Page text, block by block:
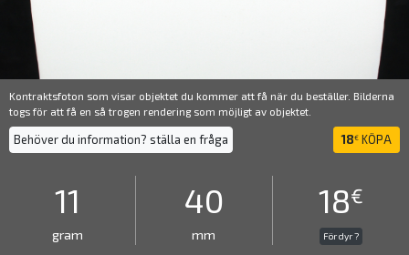
Kontraktsfoton som visar objektet du kommer att få när du beställer. Bilderna
togs för att få en så trogen rendering som möjligt av objektet.
Behöver du information? ställa en fråga 18€ KÖPA
11
gram
40
mm
18€
För dyr ?